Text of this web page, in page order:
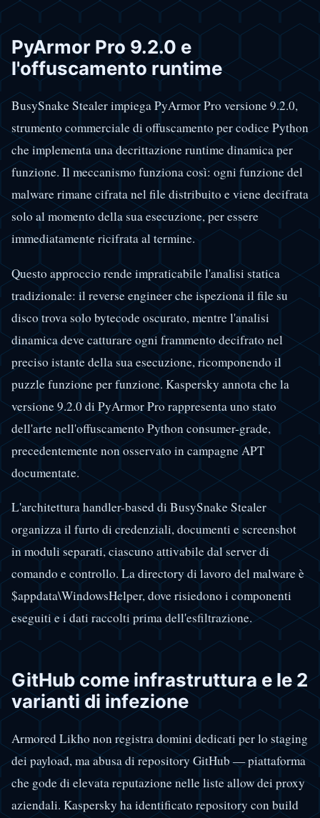
PyArmor Pro 9.2.0 e
l'offuscamento runtime
BusySnake Stealer impiega PyArmor Pro versione 9.2.0,
strumento commerciale di offuscamento per codice Python
che implementa una decrittazione runtime dinamica per
funzione. Il meccanismo funziona così: ogni funzione del
malware rimane cifrata nel file distribuito e viene decifrata
solo al momento della sua esecuzione, per essere
immediatamente ricifrata al termine.
Questo approccio rende impraticabile l'analisi statica
tradizionale: il reverse engineer che ispeziona il file su
disco trova solo bytecode oscurato, mentre l'analisi
dinamica deve catturare ogni frammento decifrato nel
preciso istante della sua esecuzione, ricomponendo il
puzzle funzione per funzione. Kaspersky annota che la
versione 9.2.0 di PyArmor Pro rappresenta uno stato
dell'arte nell'offuscamento Python consumer-grade,
precedentemente non osservato in campagne APT
documentate.
L'architettura handler-based di BusySnake Stealer
organizza il furto di credenziali, documenti e screenshot
in moduli separati, ciascuno attivabile dal server di
comando e controllo. La directory di lavoro del malware è
$appdata\WindowsHelper, dove risiedono i componenti
eseguiti e i dati raccolti prima dell'esfiltrazione.
GitHub come infrastruttura e le 2
varianti di infezione
Armored Likho non registra domini dedicati per lo staging
dei payload, ma abusa di repository GitHub — piattaforma
che gode di elevata reputazione nelle liste allow dei proxy
aziendali. Kaspersky ha identificato repository con build